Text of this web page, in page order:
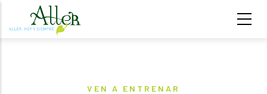
Trail running | Aller Turismo
Pasar al contenido principal
VEN A ENTRENAR